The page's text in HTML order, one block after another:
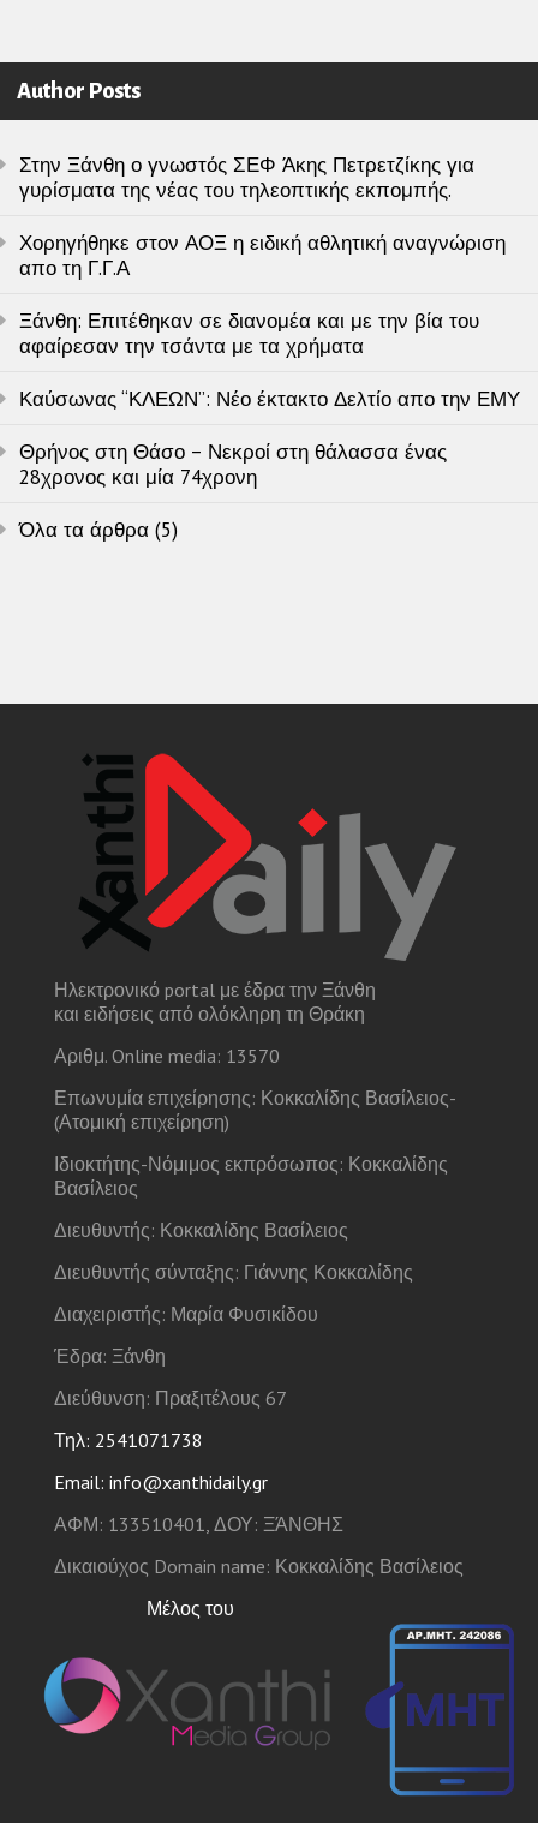
Author Posts
Στην Ξάνθη ο γνωστός ΣΕΦ Άκης Πετρετζίκης για
γυρίσματα της νέας του τηλεοπτικής εκπομπής.
Χορηγήθηκε στον ΑΟΞ η ειδική αθλητική αναγνώριση
απο τη Γ.Γ.Α
Ξάνθη: Επιτέθηκαν σε διανομέα και με την βία του
αφαίρεσαν την τσάντα με τα χρήματα
Καύσωνας “ΚΛΕΩΝ”: Νέο έκτακτο Δελτίο απο την ΕΜΥ
Θρήνος στη Θάσο – Νεκροί στη θάλασσα ένας
28χρονος και μία 74χρονη
Όλα τα άρθρα (5)
Ηλεκτρονικό portal με έδρα την Ξάνθη
και ειδήσεις από ολόκληρη τη Θράκη
Αριθμ. Online media: 13570
Επωνυμία επιχείρησης: Κοκκαλίδης Βασίλειος-
(Ατομική επιχείρηση)
Ιδιοκτήτης-Νόμιμος εκπρόσωπος: Κοκκαλίδης
Βασίλειος
Διευθυντής: Κοκκαλίδης Βασίλειος
Διευθυντής σύνταξης: Γιάννης Κοκκαλίδης
Διαχειριστής: Μαρία Φυσικίδου
Έδρα: Ξάνθη
Διεύθυνση: Πραξιτέλους 67
Τηλ: 2541071738
Email: info@xanthidaily.gr
ΑΦΜ: 133510401, ΔΟΥ: ΞΆΝΘΗΣ
Δικαιούχος Domain name: Κοκκαλίδης Βασίλειος
Μέλος του